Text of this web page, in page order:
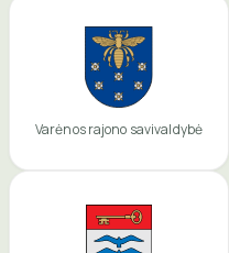
Varėnos rajono savivaldybė